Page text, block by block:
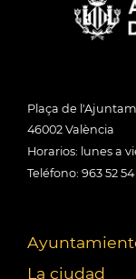
Plaça de
46002 València
Horarios: lunes a
Teléfono: 963 52
La ciudad